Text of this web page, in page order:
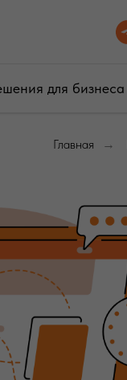
для бизнеса
Главная →